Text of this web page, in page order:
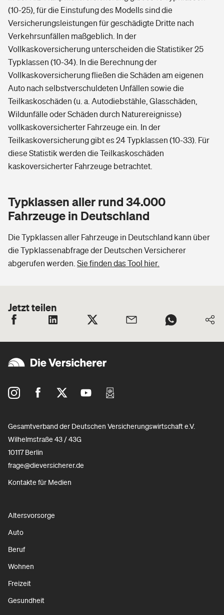
(10-25), für die Einstufung des Modells sind die
Versicherungsleistungen für geschädigte Dritte nach
Verkehrsunfällen maßgeblich. In der
Vollkaskoversicherung unterscheiden die Statistiker 25
Typklassen (10-34). In die Berechnung der
Vollkaskoversicherung fließen die Schäden am eigenen
Auto nach selbstverschuldeten Unfällen sowie die
Teilkaskoschäden (u. a. Autodiebstähle, Glasschäden,
Wildunfälle oder Schäden durch Naturereignisse)
vollkaskoversicherter Fahrzeuge ein. In der
Teilkaskoversicherung gibt es 24 Typklassen (10-33). Für
diese Statistik werden die Teilkaskoschäden
kaskoversicherter Fahrzeuge betrachtet.
Typklassen aller rund 34.000
Fahrzeuge in Deutschland
Die Typklassen aller Fahrzeuge in Deutschland kann über
die Typklassenabfrage der Deutschen Versicherer
abgerufen werden. Sie finden das Tool hier.
Jetzt teilen
Gesamtverband der Deutschen Versicherungswirtschaft e.V.
Wilhelmstraße 43 / 43G
10117 Berlin
frage@dieversicherer.de
Kontakte für Medien
Altersvorsorge
Auto
Beruf
Wohnen
Freizeit
Gesundheit